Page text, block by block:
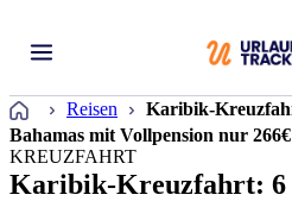
Startseite
Reisen
Karibik-
Bahamas mit Vollpension nur 266€
KREUZFAHRT
Karibik-Kreuzfahrt: 6